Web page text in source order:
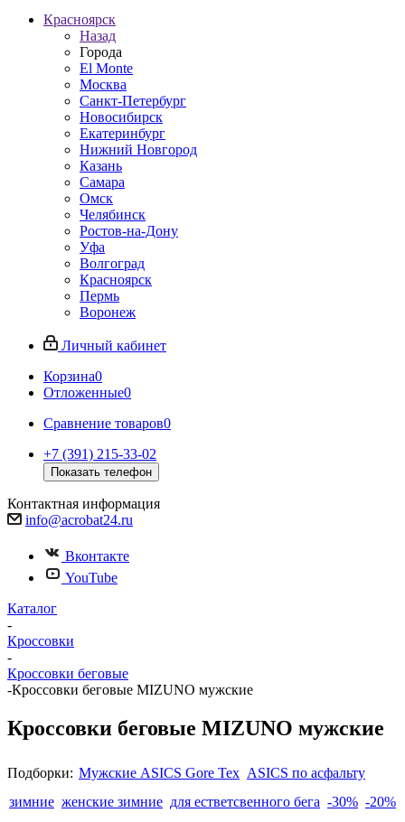
Красноярск
Назад
Города
El Monte
Москва
Санкт-Петербург
Новосибирск
Екатеринбург
Нижний Новгород
Казань
Самара
Омск
Челябинск
Ростов-на-Дону
Уфа
Волгоград
Красноярск
Пермь
Воронеж
Личный кабинет
Корзина0
Отложенные0
Сравнение товаров0
+7 (391) 215-33-02
Показать телефон
Контактная информация
info@acrobat24.ru
Вконтакте
YouTube
Каталог
-
Кроссовки
-
Кроссовки беговые
-Кроссовки беговые MIZUNO мужские
Кроссовки беговые MIZUNO мужские
Подборки: Мужские ASICS Gore Tex ASICS по асфальту
зимние женские зимние для естветсвенного бега -30% -20%